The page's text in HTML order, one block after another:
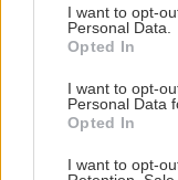
I want to opt-
Personal Data.
Opted In
I want to opt-
Personal Data
Opted In
I want to opt-
και εναέριες
ΣΧΕΣΕΙΣ ΚΑΙ
Πώς